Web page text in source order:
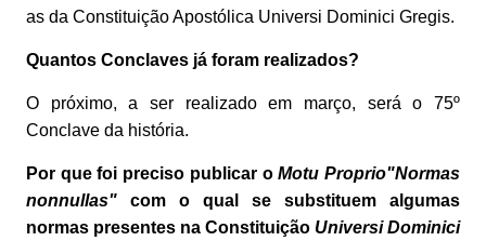
as da Constituição Apostólica Universi Dominici Gregis.
Quantos Conclaves já foram realizados?
O próximo, a ser realizado em março, será o 75º
Conclave da história.
Por que foi preciso publicar o Motu Proprio"Normas
nonnullas"
com o qual se substituem algumas
normas presentes na Constituição Universi Dominici